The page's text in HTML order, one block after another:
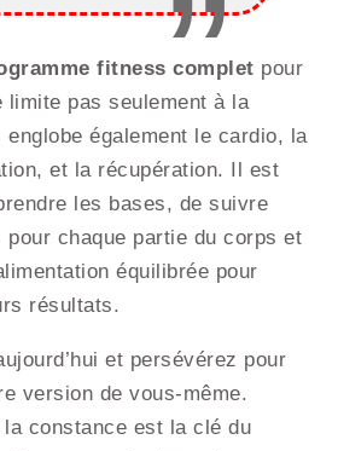
fitness complet pour
limite pas seulement à la
également le cardio, la
et la récupération. Il est
les bases, de suivre
pour chaque partie du corps et
équilibrée pour
résultats.
et persévérez pour
version de vous-même.
la constance est la clé du